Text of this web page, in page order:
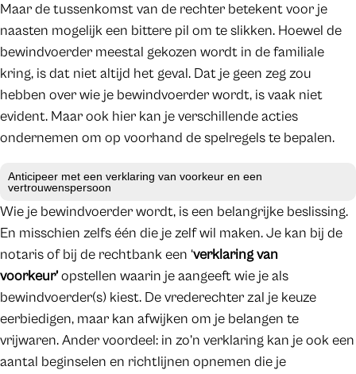
Maar de tussenkomst van de rechter betekent voor je
naasten mogelijk een bittere pil om te slikken. Hoewel de
bewindvoerder meestal gekozen wordt in de familiale
kring, is dat niet altijd het geval. Dat je geen zeg zou
hebben over wie je bewindvoerder wordt, is vaak niet
evident. Maar ook hier kan je verschillende acties
ondernemen om op voorhand de spelregels te bepalen.
Anticipeer met een verklaring van voorkeur en een
vertrouwenspersoon
Wie je bewindvoerder wordt, is een belangrijke beslissing.
En misschien zelfs één die je zelf wil maken. Je kan bij de
notaris of bij de rechtbank een ‘verklaring van
voorkeur’opstellen waarin je aangeeft wie je als
bewindvoerder(s) kiest. De vrederechter zal je keuze
eerbiedigen, maar kan afwijken om je belangen te
vrijwaren. Ander voordeel: in zo’n verklaring kan je ook een
aantal beginselen en richtlijnen opnemen die je